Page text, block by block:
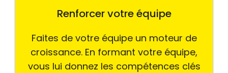
Renforcer votre équipe
Faites de votre équipe un moteur de
croissance. En formant votre équipe,
vous lui donnez les compétences clés